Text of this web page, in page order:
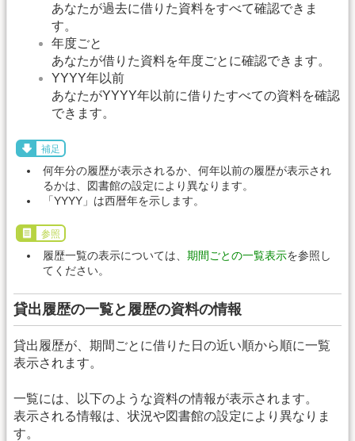
あなたが過去に借りた資料をすべて確認できま
す。
年度ごと
あなたが借りた資料を年度ごとに確認できます。
YYYY年以前
あなたがYYYY年以前に借りたすべての資料を確認
できます。
補足
何年分の履歴が表示されるか、何年以前の履歴が表示され
るかは、図書館の設定により異なります。
「YYYY」は西暦年を示します。
参照
履歴一覧の表示については、 期間ごとの一覧表示を参照し
てください。
貸出履歴の一覧と履歴の資料の情報
貸出履歴が、期間ごとに借りた日の近い順から順に一覧
表示されます。
一覧には、以下のような資料の情報が表示されます。
表示される情報は、状況や図書館の設定により異なりま
す。